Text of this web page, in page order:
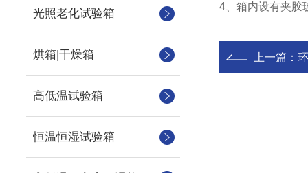
光照老化试验箱
烘箱|干燥箱
高低温试验箱
恒温恒湿试验箱
4、箱内设有夹胶
上一篇：